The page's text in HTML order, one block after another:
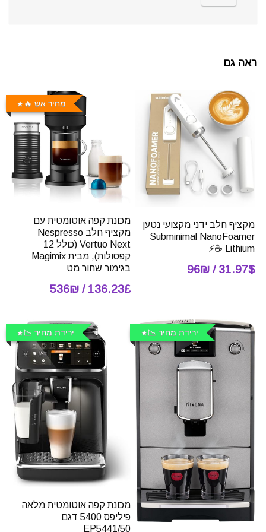
ראה גם
מקציף חלב ידני מקצועי נטען
Subminimal NanoFoamer
Lithium ☕⚡
31.97$ / 96₪
מחיר אש 🔥
מכונת קפה אוטומטית עם
מקציף חלב Nespresso
Vertuo Next (כולל 12
קפסולות), מבית Magimix
בגימור שחור מט
136.23£ / 536₪
ירידת מחיר 📉 ירידת מחיר 📉
מכונת קפה אוטומטית מלאה
פיליפס 5400 דגם
EP5441/50